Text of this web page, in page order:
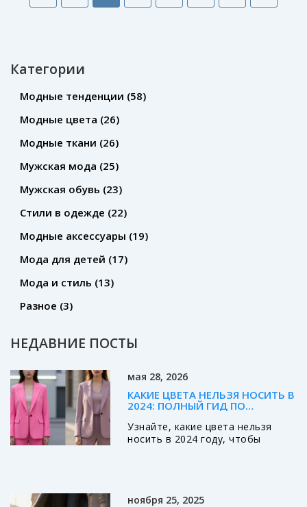
Категории
Модные тенденции (58)
Модные цвета (26)
Модные ткани (26)
Мужская мода (25)
Мужская обувь (23)
Стили в одежде (22)
Модные аксессуары (19)
Мода для детей (17)
Мода и стиль (13)
Разное (3)
НЕДАВНИЕ ПОСТЫ
мая 28, 2026
КАКИЕ ЦВЕТА НЕЛЬЗЯ НОСИТЬ В
2024: ПОЛНЫЙ ГИД ПО
Узнайте, какие цвета нельзя
носить в 2024 году, чтобы
ноября 25, 2025